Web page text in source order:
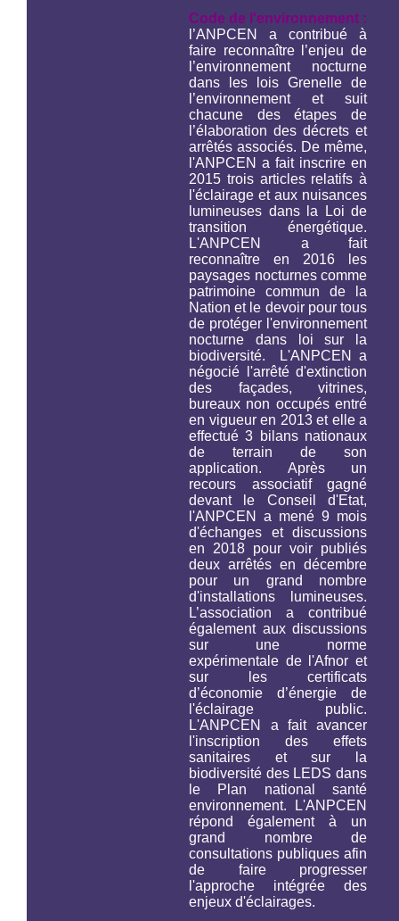
Code de l'environnement :
l’ANPCEN a contribué à
faire reconnaître l’enjeu de
l’environnement nocturne
dans les lois Grenelle de
l’environnement et suit
chacune des étapes de
l’élaboration des décrets et
arrêtés associés. De même,
l'ANPCEN a fait inscrire en
2015 trois articles relatifs à
l'éclairage et aux nuisances
lumineuses dans la Loi de
transition énergétique.
L'ANPCEN a fait
reconnaître en 2016 les
paysages nocturnes comme
patrimoine commun de la
Nation et le devoir pour tous
de protéger l'environnement
nocturne dans loi sur la
biodiversité.
L'ANPCEN a
négocié l'arrêté d'extinction
des façades, vitrines,
bureaux non occupés entré
en vigueur en 2013 et elle a
effectué 3 bilans nationaux
de terrain de son
application. Après un
recours associatif gagné
devant le Conseil d'Etat,
l'ANPCEN a mené 9 mois
d'échanges et discussions
en 2018 pour voir publiés
deux arrêtés en décembre
pour un grand nombre
d'installations lumineuses.
L’association a contribué
également aux discussions
sur une norme
expérimentale de l'Afnor et
sur les certificats
d’économie d’énergie de
l'éclairage public.
L'ANPCEN a fait avancer
l'inscription des effets
sanitaires et sur la
biodiversité des LEDS dans
le Plan national santé
environnement. L'ANPCEN
répond également à un
grand nombre de
consultations publiques afin
de faire progresser
l'approche intégrée des
enjeux d'éclairages.